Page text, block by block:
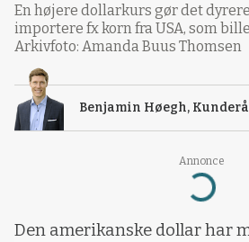
Annonce
Loading...
En højere dollarkurs gør det
importere fx korn fra USA, som
Arkivfoto: Amanda Buus Thomsen
Benjamin Høegh,
Den amerikanske dollar har